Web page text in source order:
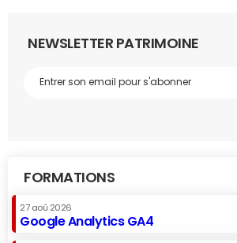
NEWSLETTER PATRIMOINE
FORMATIONS
27 aoû 2026
Google Analytics GA4